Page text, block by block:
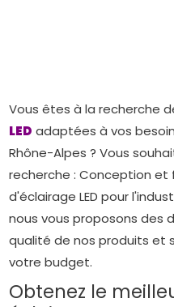
Vous êtes à la recherche
LED adaptées à vos
Rhône-Alpes ? Vous
recherche : Conception
d'éclairage LED pour
nous vous proposons des
qualité de nos produits et
votre budget.
Obtenez le